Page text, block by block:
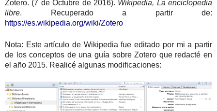
Zotero. (7 de Octubre de 2016). Wikipedia, La enciclopedia
libre. Recuperado a partir de:
https://es.wikipedia.org/wiki/Zotero
Nota: Este artículo de Wikipedia fue editado por mi a partir
de los conceptos de una guía sobre Zotero que redacté en
el año 2015. Realicé algunas modificaciones: